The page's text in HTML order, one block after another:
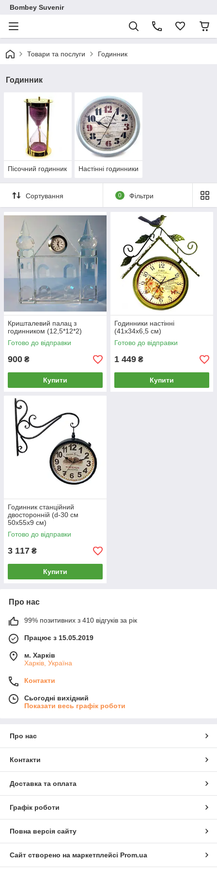
Bombey Suvenir
Товари та послуги Годинник
Годинник
Пісочний годинник Настінні годинники
Сортування 0 Фільтри
Кришталевий палац з
годинником (12,5*12*2)
Готово до відправки
900 ₴
Купити
Годинники настінні
(41х34х6,5 см)
Готово до відправки
1 449 ₴
Купити
Годинник станційний
двосторонній (d-30 см
50х55х9 см)
Готово до відправки
3 117 ₴
Купити
Про нас
99% позитивних з 410 відгуків за рік
Працює з 15.05.2019
м. Харків
Харків, Україна
Контакти
Сьогодні вихідний
Показати весь графік роботи
Про нас
Контакти
Доставка та оплата
Графік роботи
Повна версія сайту
Сайт створено на маркетплейсі Prom.ua